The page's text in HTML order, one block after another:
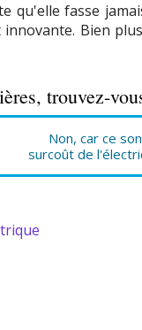
qu'elle fasse
Bien
trouvez-
Non, car ce
surcoût de